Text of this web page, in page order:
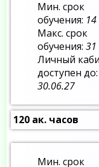
Мин. срок
обучения:
Макс. срок
обучения:31
Личный
доступен до:
30.06.27
120 ак. часов
Мин. срок